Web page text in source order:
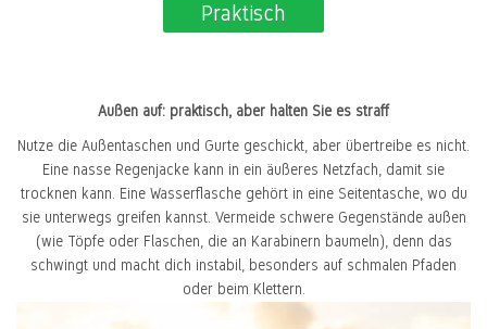
Praktisch
Außen auf: praktisch, aber halten Sie es straff
Nutze die Außentaschen und Gurte geschickt, aber übertreibe es nicht.
Eine nasse Regenjacke kann in ein äußeres Netzfach, damit sie
trocknen kann. Eine Wasserflasche gehört in eine Seitentasche, wo du
sie unterwegs greifen kannst. Vermeide schwere Gegenstände außen
(wie Töpfe oder Flaschen, die an Karabinern baumeln), denn das
schwingt und macht dich instabil, besonders auf schmalen Pfaden
oder beim Klettern.